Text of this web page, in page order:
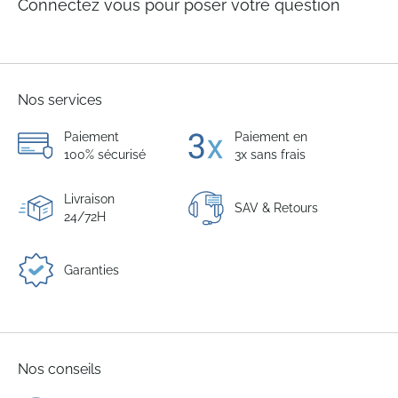
Connectez vous pour poser votre question
Nos services
Paiement
100% sécurisé
Paiement en
3x sans frais
Livraison
24/72H
SAV & Retours
Garanties
Nos conseils